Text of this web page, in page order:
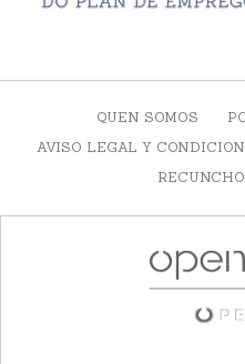
QUEN SOMOS
AVISO LEGAL Y